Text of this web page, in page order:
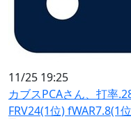
11/25 19:25
カブスPCAさん、打率
FRV24(1位) fWAR7.8(1